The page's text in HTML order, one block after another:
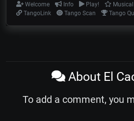
Welcome Info Play!
Musical
TangoLink
Tango Scan Tango
About El
To add a comment, you